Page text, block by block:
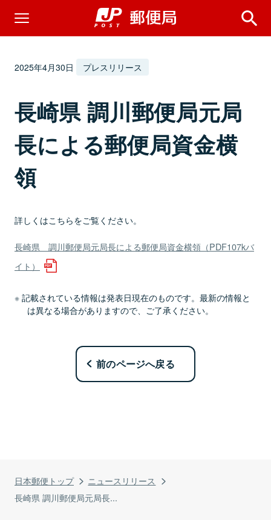
日本郵便トップ
ニュースリリース
長崎県 調川郵便局元局長...
2025年4月30日 プレスリリース
長崎県 調川郵便局元局
長による郵便局資金横
領
詳しくはこちらをご覧ください。
長崎県 調川郵便局元局長による郵便局資金横領（PDF107kバ
イト）
記載されている情報は発表日現在のものです。最新の情報と
は異なる場合がありますので、ご了承ください。
前のページへ戻る